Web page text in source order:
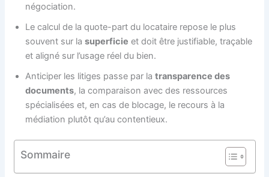
négociation.
Le calcul de la quote-part du locataire repose le plus
souvent sur lasuperficie et doit être justifiable, traçable
et aligné sur l’usage réel du bien.
Anticiper les litiges passe par latransparence des
documents, la comparaison avec des ressources
spécialisées et, en cas de blocage, le recours à la
médiation plutôt qu’au contentieux.
Sommaire